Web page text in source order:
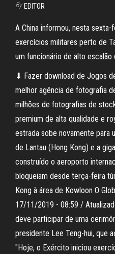
By EDITOR
A China informou, nesta sexta-
exercícios militares perto de
um funcionário de alto escalão
⬇ Fazer download de Jogos
melhor agência de fotografia
milhões de fotografias de
premium de alta qualidade e
estrada sobe novamente para
de Lantau (Hong Kong) e a
construído o aeroporto
bloqueiam desde terça-feira
Kong à área de Kowloon O
17/11/2019 - 08:59 /
deve participar de uma
presidente Lee Teng-hui, que
"Hoje, o Exército iniciou